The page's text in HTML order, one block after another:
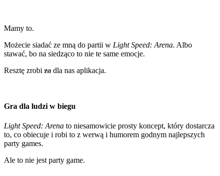
Mamy to.
Możecie siadać ze mną do partii w Light Speed: Arena. Albo
stawać, bo na siedząco to nie te same emocje.
Resztę zrobi za dla nas aplikacja.
Gra dla ludzi w biegu
Light Speed: Arena to niesamowicie prosty koncept, który dostarcza
to, co obiecuje i robi to z werwą i humorem godnym najlepszych
party games.
Ale to nie jest party game.